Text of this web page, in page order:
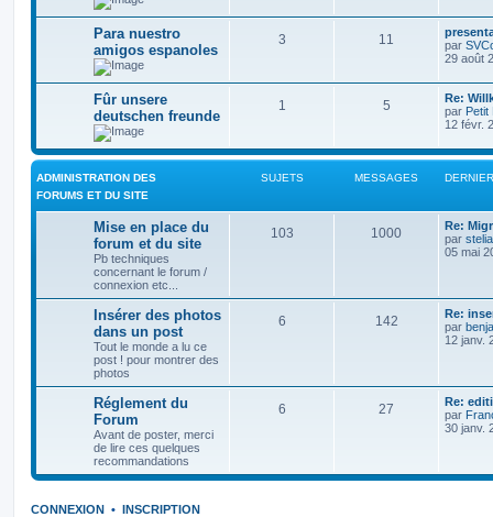
Para nuestro
amigos espanoles
3 11
par
29 août
Fûr unsere
deutschen freunde
1 5
Re:
par Petit
12 févr.
ADMINISTRATION DES
FORUMS ET DU SITE
SUJETS MESSAGES
Mise en place du
forum et du site
Pb techniques
concernant le forum /
connexion etc...
103 1000
Re:
par
05 mai
Insérer des photos
dans un post
Tout le monde a lu ce
post ! pour montrer des
photos
6 142
Re:
par
12 janv.
Réglement du
Forum
Avant de poster, merci
de lire ces quelques
recommandations
6 27
Re:
par
30 janv.
CONNEXION • INSCRIPTION